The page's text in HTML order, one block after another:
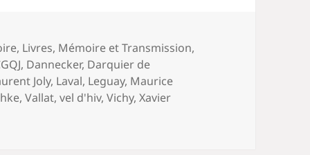
, Livres, Mémoire et Transmission,
, Dannecker, Darquier de
Joly, Laval, Leguay, Maurice
,Vallat,vel d'hiv,Vichy,Xavier